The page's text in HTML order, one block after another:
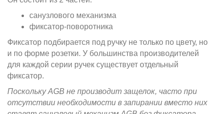
санузлового механизма
фиксатор-поворотника
Фиксатор подбирается под ручку не только по цвету, но
и по форме розетки. У большинства производителей
для каждой серии ручек существует отдельный
фиксатор.
Поскольку AGB не производит защелок, часто при
отсутствии необходимости в запирании вместо них